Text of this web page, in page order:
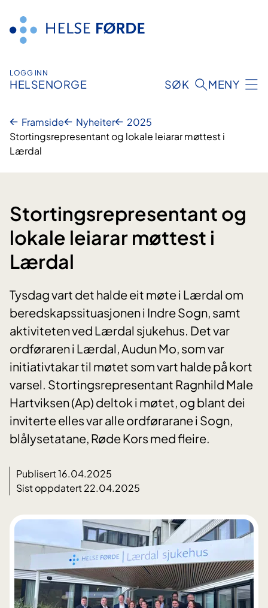
innhald
LOGG INN
HELSENORGE SØK MENY
Framside Nyheiter
2025
Stortingsrepresentant og lokale leiarar møttest i
Lærdal
Stortingsrepresentant og
lokale leiarar møttest i
Lærdal
Tysdag vart det halde eit møte i Lærdal om
beredskapssituasjonen i Indre Sogn, samt
aktiviteten ved Lærdal sjukehus. Det var
ordføraren i Lærdal, Audun Mo, som var
initiativtakar til møtet som vart halde på kort
varsel. Stortingsrepresentant Ragnhild Male
Hartviksen (Ap) deltok i møtet, og blant dei
inviterte elles var alle ordførarane i Sogn,
blålysetatane, Røde Kors med fleire.
Publisert 16.04.2025
Sist oppdatert 22.04.2025